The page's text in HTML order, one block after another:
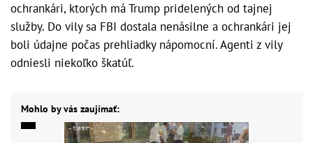
ochrankári, ktorých má Trump pridelených od tajnej
služby. Do vily sa FBI dostala nenásilne a ochrankári jej
boli údajne počas prehliadky nápomocní. Agenti z vily
odniesli niekoľko škatúľ.
Mohlo by vás zaujímať: